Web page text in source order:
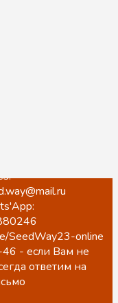
SeedWay23-online
- если Вам не
ответим на